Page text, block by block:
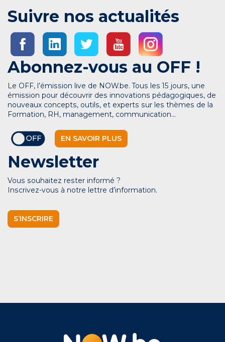
Suivre nos actualités
Abonnez-vous au OFF !
Le OFF, l’émission live de NOW.be. Tous les 15 jours, une
émission pour découvrir des innovations pédagogiques, de
nouveaux concepts, outils, et experts sur les thèmes de la
Formation, RH, management, communication…
EN SAVOIR PLUS
Newsletter
Vous souhaitez rester informé ?
Inscrivez-vous à notre lettre d’information.
S’INSCRIRE